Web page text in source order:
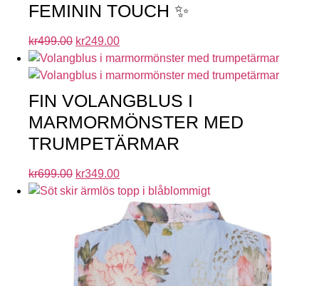
FEMININ TOUCH ✨
kr499.00 kr249.00
FIN VOLANGBLUS I
MARMORMÖNSTER MED
TRUMPETÄRMAR
kr699.00 kr349.00